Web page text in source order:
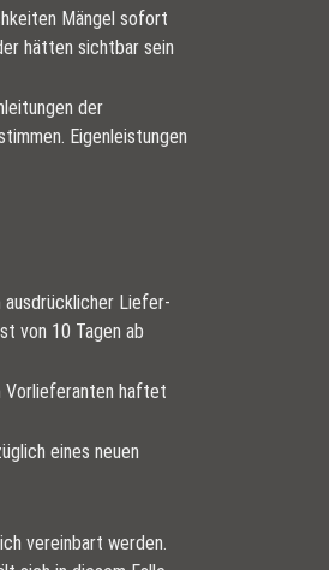
Mängel sofort
hätten sichtbar sein
der
Eigenleistungen
ausdrücklicher Liefer-
von 10 Tagen ab
Vorlieferanten haftet
eines neuen
vereinbart werden.